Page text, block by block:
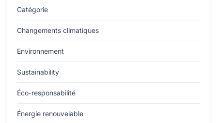
Catégorie
Changements climatiques
Environnement
Sustainability
Éco-responsabilité
Énergie renouvelable